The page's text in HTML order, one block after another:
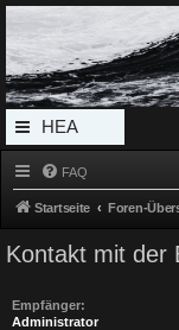
Radio Schwarze Welle
Das Radio mit den Besten
HEA
DERL
MEN
U
FAQ
Startseite Foren-
Kontakt mit der
Empfänger:
Administrator